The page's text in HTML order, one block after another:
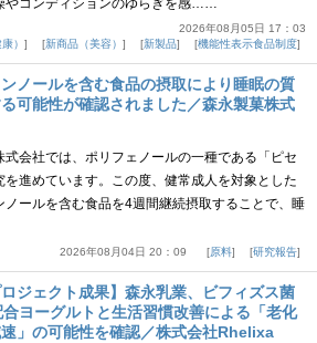
やコンディションのゆらぎを感……
2026年08月05日 17：03
）
新商品（美容） 新製品 機能性表示食品制度
ノールを含む食品の摂取により睡眠の質
可能性が確認されました／森永製菓株式
式会社では、ポリフェノールの一種である「ピセ
進めています。この度、健常成人を対象とした
ノールを含む食品を4週間継続摂取することで、睡
2026年08月04日 20：09 原料 研究報告
ロジェクト成果】森永乳業、ビフィズス菌
ヨーグルトと生活習慣改善による「老化
」の可能性を確認／株式会社Rhelixa